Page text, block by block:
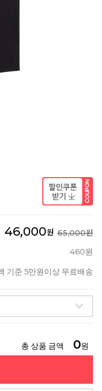
46,000원 65,000원
460원
기준 5만원이상 무료배송
총 상품 금액 0원